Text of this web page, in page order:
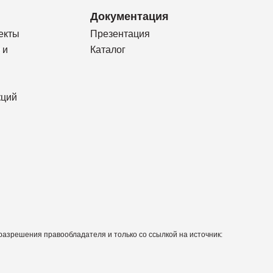
и
Документация
Презентация
Каталог
правообладателя и только со ссылкой на источник: